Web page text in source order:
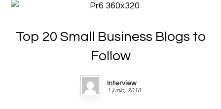
Top 20 Small Business Blogs to
Follow
Interview
1 junio, 2018